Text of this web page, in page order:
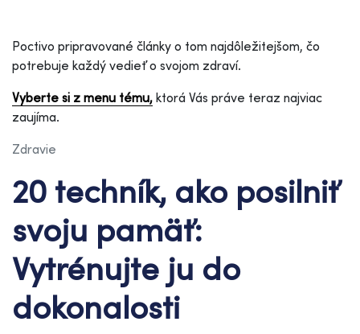
Poctivo pripravované články o tom najdôležitejšom, čo
potrebuje každý vedieť o svojom zdraví.
Vyberte si z menu tému, ktorá Vás práve teraz najviac
zaujíma.
Zdravie
20 techník, ako posilniť
svoju pamäť:
Vytrénujte ju do
dokonalosti